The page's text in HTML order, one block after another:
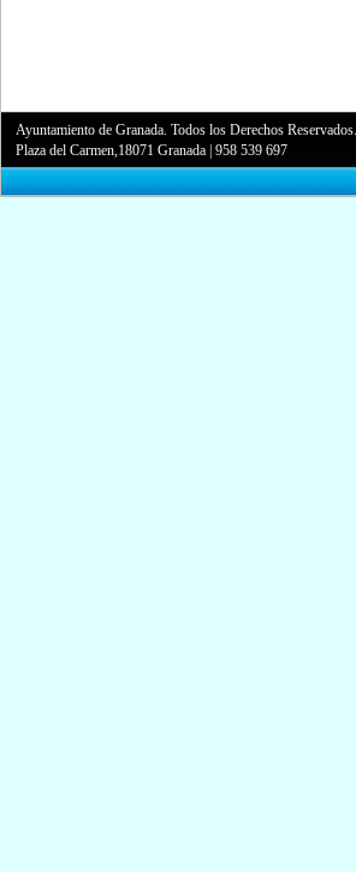
Ayuntamiento de Granada. Todos los Derechos Reservados.
Plaza del Carmen,18071 Granada |958 539 697